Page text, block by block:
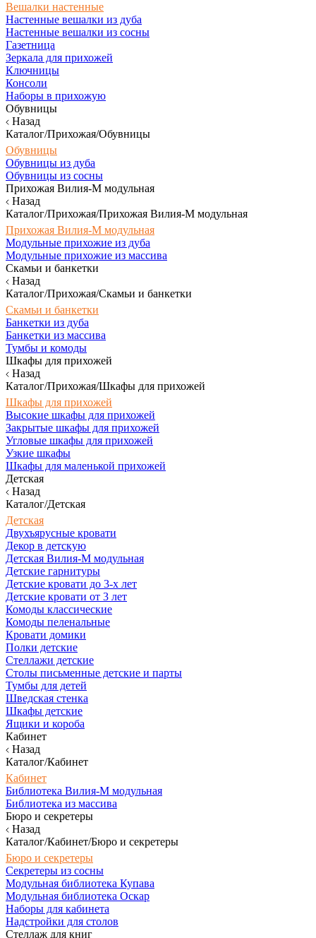
Вешалки настенные
Настенные вешалки из дуба
Настенные вешалки из сосны
Газетница
Зеркала для прихожей
Ключницы
Консоли
Наборы в прихожую
Обувницы
Назад
Каталог/Прихожая/Обувницы
Обувницы
Обувницы из дуба
Обувницы из сосны
Прихожая Вилия-М модульная
Назад
Каталог/Прихожая/Прихожая Вилия-М модульная
Прихожая Вилия-М модульная
Модульные прихожие из дуба
Модульные прихожие из массива
Скамьи и банкетки
Назад
Каталог/Прихожая/Скамьи и банкетки
Скамьи и банкетки
Банкетки из дуба
Банкетки из массива
Тумбы и комоды
Шкафы для прихожей
Назад
Каталог/Прихожая/Шкафы для прихожей
Шкафы для прихожей
Высокие шкафы для прихожей
Закрытые шкафы для прихожей
Угловые шкафы для прихожей
Узкие шкафы
Шкафы для маленькой прихожей
Детская
Назад
Каталог/Детская
Детская
Двухъярусные кровати
Декор в детскую
Детская Вилия-М модульная
Детские гарнитуры
Детские кровати до 3-х лет
Детские кровати от 3 лет
Комоды классические
Комоды пеленальные
Кровати домики
Полки детские
Стеллажи детские
Столы письменные детские и парты
Тумбы для детей
Шведская стенка
Шкафы детские
Ящики и короба
Кабинет
Назад
Каталог/Кабинет
Кабинет
Библиотека Вилия-М модульная
Библиотека из массива
Бюро и секретеры
Назад
Каталог/Кабинет/Бюро и секретеры
Бюро и секретеры
Секретеры из сосны
Модульная библиотека Купава
Модульная библиотека Оскар
Наборы для кабинета
Надстройки для столов
Стеллаж для книг